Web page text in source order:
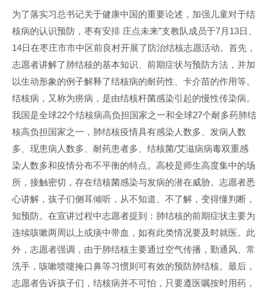
为了落实习总书记关于健康中国的重要论述，加强儿童对于结
核病的认识预防，枣有安排 庄点未来”支教队成员于7月13日、
14日在枣庄市市中区前良村开展了防治结核志愿活动。首先，
志愿者讲解了肺结核的基本知识、前期症状与预防方法，并加
以生动形象的例子解释了结核病的耐药性、卡介苗的作用等。
结核病，又称为痨病，是由结核杆菌感染引起的慢性传染病。
我国是全球22个结核病高负担国家之一和全球27个耐多药肺结
核高负担国家之一，肺结核疫情具有感染人数多、发病人数
多、现患病人数多、耐药患者多、结核菌/艾滋病病毒双重感
染人数多和疫情分布不平衡的特点。高校是师生高度集中的场
所，接触密切，存在结核菌感染与发病的潜在威胁。志愿者悉
心讲解，孩子们侧耳倾听，从不知道、不了解，变得懂判断，
知预防。在宣讲过程中志愿者提到：肺结核的前期症状主要为
连续咳嗽两周以上或痰中带血，如有此类情况要及时就医。此
外，志愿者强调，由于肺结核主要通过空气传播，勤通风、常
洗手，咳嗽喷嚏掩口鼻等习惯则可有效的预防肺结核。最后，
志愿者告诉孩子们，结核病并不可怕，只要遵医嘱按时用药，